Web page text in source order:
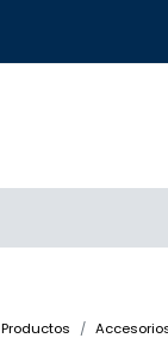
Productos